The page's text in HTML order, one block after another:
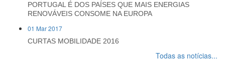
PORTUGAL É DOS PAÍSES QUE MAIS ENERGIAS
RENOVÁVEIS CONSOME NA EUROPA
01 Mar 2017
CURTAS MOBILIDADE 2016
Todas as notícias...